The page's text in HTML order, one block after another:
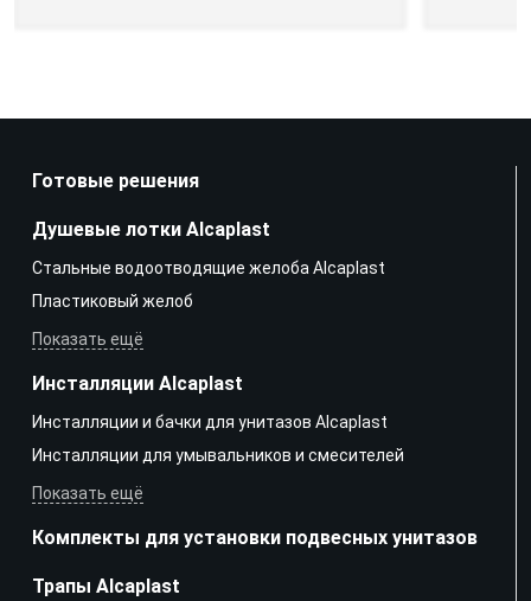
Готовые решения
Душевые лотки Alcaplast
Стальные водоотводящие желоба Alcaplast
Пластиковый желоб
Показать ещё
Инсталляции Alcaplast
Инсталляции и бачки для унитазов Alcaplast
Инсталляции для умывальников и смесителей
Показать ещё
Комплекты для установки подвесных унитазов
Трапы Alcaplast